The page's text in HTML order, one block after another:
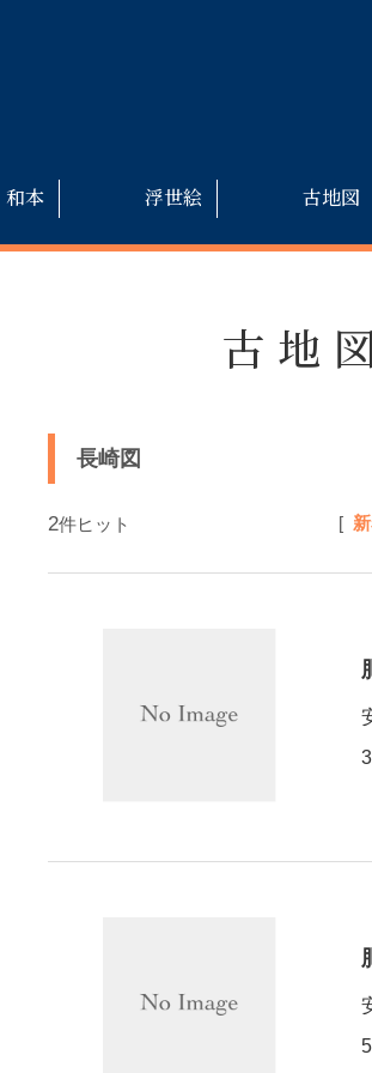
和本 浮世絵 古地図
古地
長崎図
2件ヒット [